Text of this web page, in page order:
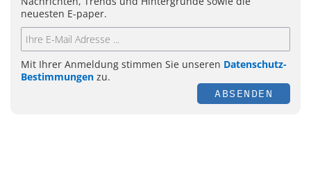
neuesten E-paper.
Mit Ihrer Anmeldung stimmen Sie unseren Datenschutz-
Bestimmungen zu.
ABSENDEN